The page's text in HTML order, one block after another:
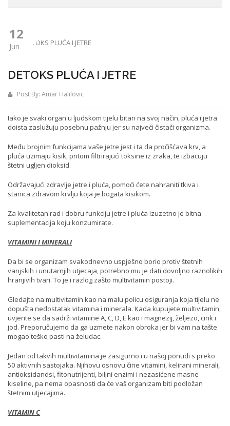
12
Jun
DETOKS PLUĆA I JETRE
Post By: Amar Halilovic
Iako je svaki organ u ljudskom tijelu bitan na svoj način, pluća i jetra
doista zaslužuju posebnu pažnju jer su najveći čistači organizma.
Među brojnim funkcijama vaše jetre jest i ta da pročišćava krv, a
pluća uzimaju kisik, pritom filtrirajući toksine iz zraka, te izbacuju
štetni ugljen dioksid.
Održavajući zdravlje jetre i pluća, pomoći ćete nahraniti tkiva i
stanica zdravom krvlju koja je bogata kisikom.
Za kvalitetan rad i dobru funkciju jetre i pluća izuzetno je bitna
suplementacija koju konzumirate.
VITAMINI I MINERALI
Da bi se organizam svakodnevno uspješno borio protiv štetnih
vanjskih i unutarnjih utjecaja, potrebno mu je dati dovoljno raznolikih
hranjivih tvari. To je i razlog zašto multivitamin postoji.
Gledajte na multivitamin kao na malu policu osiguranja koja tijelu ne
dopušta nedostatak vitamina i minerala. Kada kupujete multivitamin,
uvjerite se da sadrži vitamine A, C, D, E kao i magnezij, željezo, cink i
jod. Preporučujemo da ga uzmete nakon obroka jer bi vam na tašte
mogao teško pasti na želudac.
Jedan od takvih multivitamina je zasigurno i u našoj ponudi s preko
50 aktivnih sastojaka. Njihovu osnovu čine vitamini, kelirani minerali,
antioksidandsi, fitonutrijenti, biljni enzimi i nezasićene masne
kiseline, pa nema opasnosti da će vaš organizam biti podložan
štetnim utjecajima.
VITAMIN C